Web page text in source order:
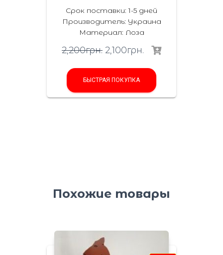
Срок поставки: 1-5 дней
Производитель: Украина
Материал: Лоза
2,200грн. 2,100грн.
БЫСТРАЯ ПОКУПКА
Похожие товары